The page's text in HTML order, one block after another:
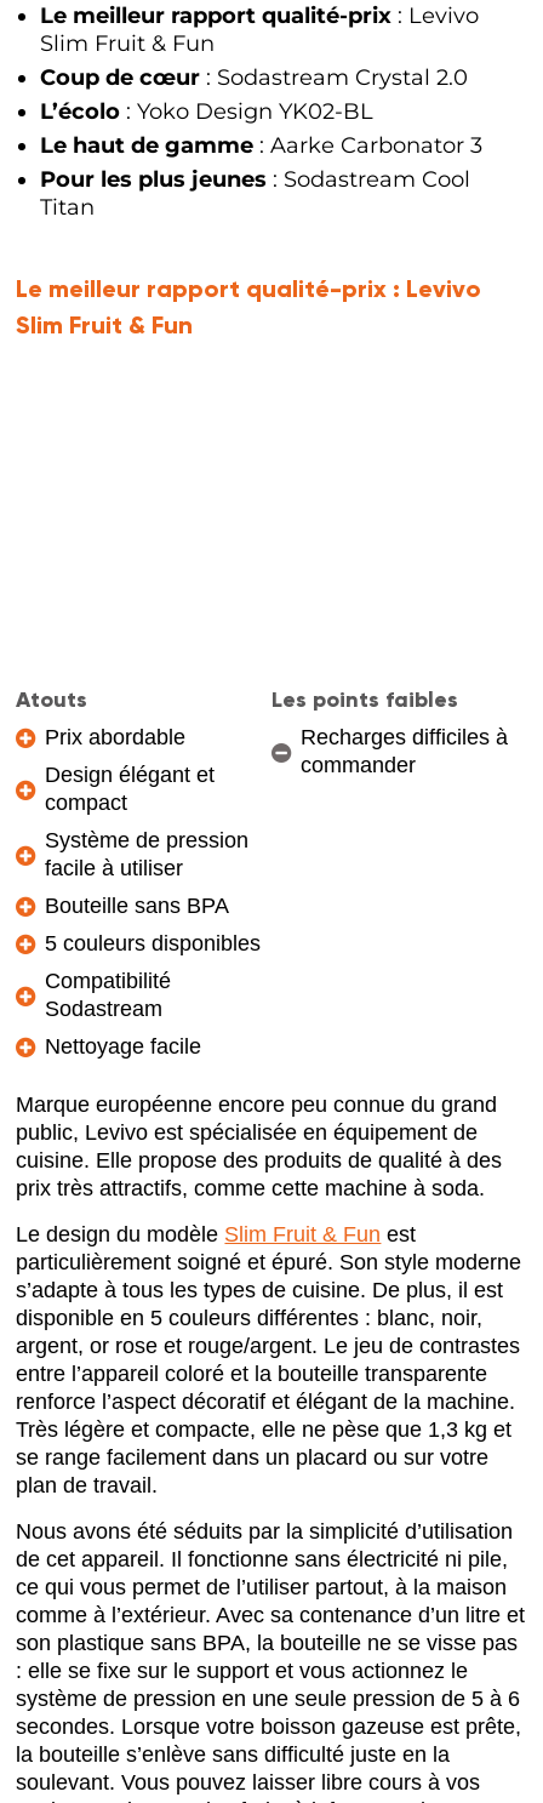
Le meilleur rapport qualité-prix : Levivo
Slim Fruit & Fun
Coup de cœur : Sodastream Crystal 2.0
L’écolo : Yoko Design YK02-BL
Le haut de gamme : Aarke Carbonator 3
Pour les plus jeunes : Sodastream Cool
Titan
Le meilleur rapport qualité-prix : Levivo
Slim Fruit & Fun
Atouts
Prix abordable
Design élégant et
compact
Système de pression
facile à utiliser
Bouteille sans BPA
5 couleurs disponibles
Compatibilité
Sodastream
Nettoyage facile
Les points faibles
Recharges difficiles à
commander
Marque européenne encore peu connue du grand
public, Levivo est spécialisée en équipement de
cuisine. Elle propose des produits de qualité à des
prix très attractifs, comme cette machine à soda.
Le design du modèle Slim Fruit & Fun est
particulièrement soigné et épuré. Son style moderne
s’adapte à tous les types de cuisine. De plus, il est
disponible en 5 couleurs différentes : blanc, noir,
argent, or rose et rouge/argent. Le jeu de contrastes
entre l’appareil coloré et la bouteille transparente
renforce l’aspect décoratif et élégant de la machine.
Très légère et compacte, elle ne pèse que 1,3 kg et
se range facilement dans un placard ou sur votre
plan de travail.
Nous avons été séduits par la simplicité d’utilisation
de cet appareil. Il fonctionne sans électricité ni pile,
ce qui vous permet de l’utiliser partout, à la maison
comme à l’extérieur. Avec sa contenance d’un litre et
son plastique sans BPA, la bouteille ne se visse pas
: elle se fixe sur le support et vous actionnez le
système de pression en une seule pression de 5 à 6
secondes. Lorsque votre boisson gazeuse est prête,
la bouteille s’enlève sans difficulté juste en la
soulevant. Vous pouvez laisser libre cours à vos